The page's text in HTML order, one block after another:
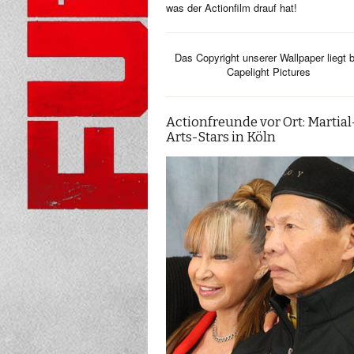
was der Actionfilm drauf hat!
Das Copyright unserer Wallpaper liegt
Capelight Pictures
Actionfreunde vor Ort:
Arts-Stars in Köln